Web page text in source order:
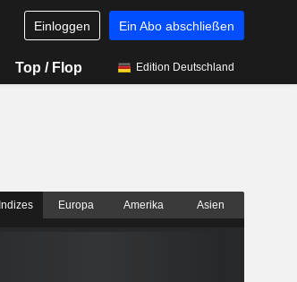
Einloggen Ein Abo abschließen
Top / Flop Edition Deutschland
Indizes Europa Amerika Asien